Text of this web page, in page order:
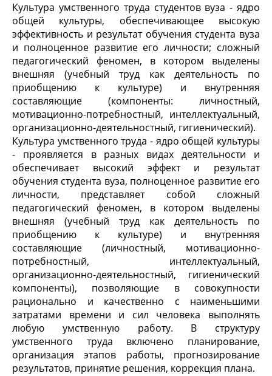
Культура умственного труда студентов вуза - ядро
общей культуры, обеспечивающее высокую
эффективность и результат обучения студента вуза
и полноценное развитие его личности; сложный
педагогический феномен, в котором выделены
внешняя (учебный труд как деятельность по
приобщению к культуре) и внутренняя
составляющие (компоненты: личностный,
мотивационно-потребностный, интеллектуальный,
организационно-деятельностный, гигиенический).
Культура умственного труда - ядро общей культуры
- проявляется в разных видах деятельности и
обеспечивает высокий эффект и результат
обучения студента вуза, полноценное развитие его
личности, представляет собой сложный
педагогический феномен, в котором выделены
внешняя (учебный труд как деятельность по
приобщению к культуре) и внутренняя
составляющие (личностный, мотивационно-
потребностный, интеллектуальный,
организационно-деятельностный, гигиенический
компоненты), позволяющие в совокупности
рационально и качественно с наименьшими
затратами времени и сил человека выполнять
любую умственную работу. В структуру
умственного труда включено планирование,
организация этапов работы, прогнозирование
результатов, принятие решения, коррекция плана.